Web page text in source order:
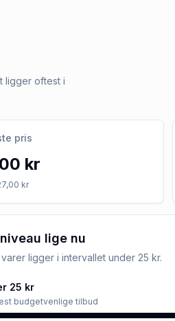
ligger oftest i
pris
kr
kr
lige nu
varer ligger i intervallet under 25 kr.
25 kr
budgetvenlige tilbud